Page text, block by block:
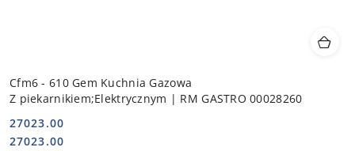
Cfm6 - 610 Gem Kuchnia Gazowa
Z piekarnikiem;Elektrycznym | RM GASTRO 00028260
Cena:
27023.00
Cena:
27023.00